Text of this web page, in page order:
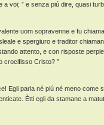
voi; ” e senza piú dire, quasi
uom sopravenne e fu
e spergiuro e traditor
attento, e con risposte
crocifisso Cristo? ”
Egli parla né piú né meno
Ètti egli da stamane a